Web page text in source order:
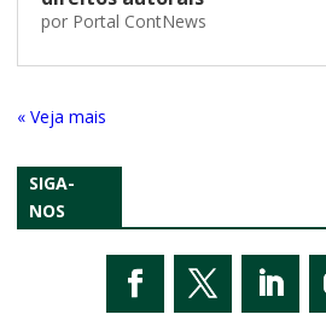
por Portal ContNews
« Entradas Antigas
SIGA-
NOS